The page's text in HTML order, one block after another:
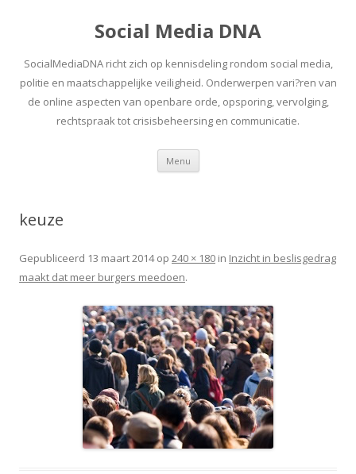
Social Media DNA
SocialMediaDNA richt zich op kennisdeling rondom social media,
politie en maatschappelijke veiligheid. Onderwerpen vari?ren van
de online aspecten van openbare orde, opsporing, vervolging,
rechtspraak tot crisisbeheersing en communicatie.
Menu Spring
inhoud
keuze
Gepubliceerd 13 maart 2014op 240 × 180 in Inzicht in beslisgedrag
maakt dat meer burgers meedoen.